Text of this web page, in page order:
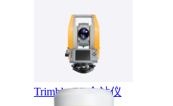
LMX系列智能探地
Trimble C5 全站仪